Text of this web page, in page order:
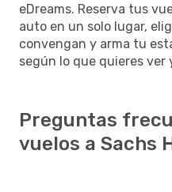
eDreams. Reserva tus
auto en un solo lugar,
convengan y arma tu
según lo que quieres ver
Preguntas
vuelos a Sachs